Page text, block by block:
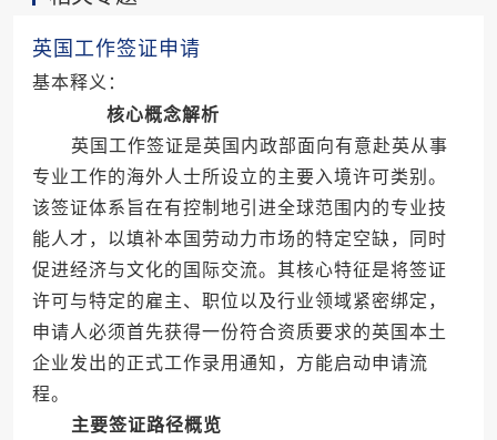
英国工作签证申请
基本释义：
核心概念解析
英国工作签证是英国内政部面向有意赴英从事
专业工作的海外人士所设立的主要入境许可类别。
该签证体系旨在有控制地引进全球范围内的专业技
能人才，以填补本国劳动力市场的特定空缺，同时
促进经济与文化的国际交流。其核心特征是将签证
许可与特定的雇主、职位以及行业领域紧密绑定，
申请人必须首先获得一份符合资质要求的英国本土
企业发出的正式工作录用通知，方能启动申请流
程。
主要签证路径概览